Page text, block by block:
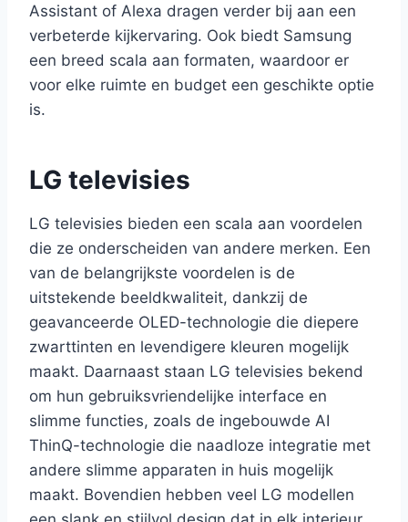
Assistant of Alexa dragen verder bij aan een
verbeterde kijkervaring. Ook biedt Samsung
een breed scala aan formaten, waardoor er
voor elke ruimte en budget een geschikte optie
is.
LG televisies
LG televisies bieden een scala aan voordelen
die ze onderscheiden van andere merken. Een
van de belangrijkste voordelen is de
uitstekende beeldkwaliteit, dankzij de
geavanceerde OLED-technologie die diepere
zwarttinten en levendigere kleuren mogelijk
maakt. Daarnaast staan LG televisies bekend
om hun gebruiksvriendelijke interface en
slimme functies, zoals de ingebouwde AI
ThinQ-technologie die naadloze integratie met
andere slimme apparaten in huis mogelijk
maakt. Bovendien hebben veel LG modellen